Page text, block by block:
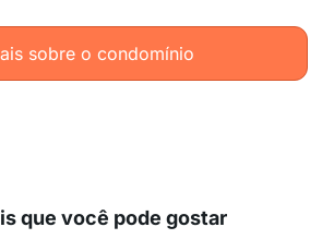
sobre o condomínio
que você pode gostar